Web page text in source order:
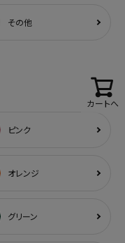
その他
ピンク
オレンジ
グリーン
カートへ